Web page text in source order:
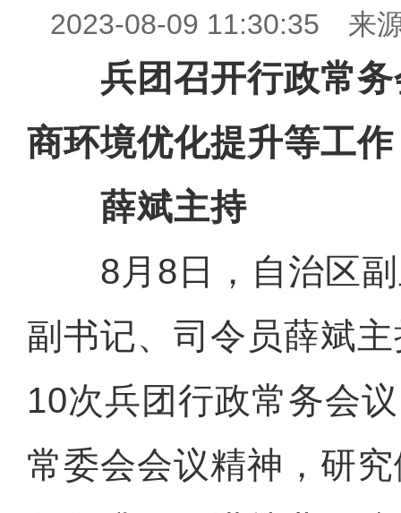
2023-08-09 11:30:35 来
兵团召开行政常务
商环境优化提升等工作
薛斌主持
8月8日，自治区副
副书记、司令员薛斌
10次兵团行政常务会
常委会会议精神，研